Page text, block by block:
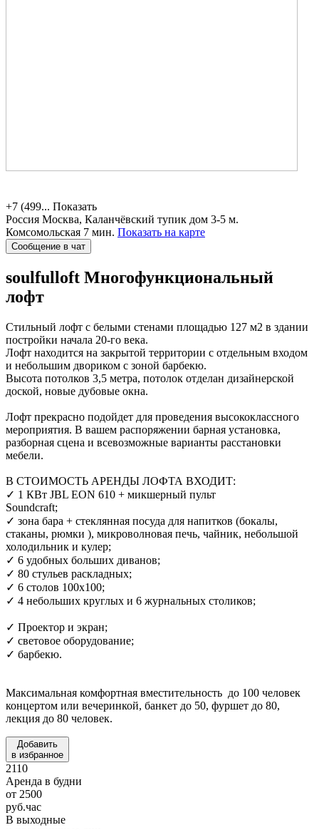
+7 (499... Показать
Россия Москва, Каланчёвский тупик дом 3-5 м.
Комсомольская 7 мин. Показать на карте
Сообщение в чат
soulfulloft Многофункциональный
лофт
Стильный лофт с белыми стенами площадью 127 м2 в здании
постройки начала 20-го века.
Лофт находится на закрытой территории с отдельным входом
и небольшим двориком с зоной барбекю.
Высота потолков 3,5 метра, потолок отделан дизайнерской
доской, новые дубовые окна.
Лофт прекрасно подойдет для проведения высококлассного
мероприятия. В вашем распоряжении барная установка,
разборная сцена и всевозможные варианты расстановки
мебели.
В СТОИМОСТЬ АРЕНДЫ ЛОФТА ВХОДИТ:
✓ 1 КВт JBL EON 610 + микшерный пульт
Soundcraft;
✓ зона бара + стеклянная посуда для напитков (бокалы,
стаканы, рюмки ), микроволновая печь, чайник, небольшой
холодильник и кулер;
✓ 6 удобных больших диванов;
✓ 80 стульев раскладных;
✓ 6 столов 100х100;
✓ 4 небольших круглых и 6 журнальных столиков;
✓ Проектор и экран;
✓ световое оборудование;
✓ барбекю.
Максимальная комфортная вместительность до 100 человек
концертом или вечеринкой, банкет до 50, фуршет до 80,
лекция до 80 человек.
Добавить
в избранное
2110
Аренда в будни
от 2500
руб.час
В выходные